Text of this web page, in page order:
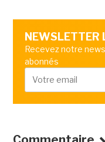
NEWSLETTER
Recevez notre
abonnés